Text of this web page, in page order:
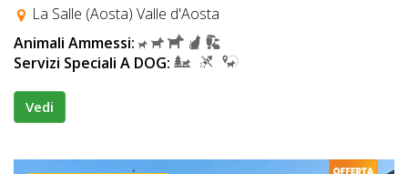
La Salle (Aosta) Valle d'Aosta
Animali Ammessi:
Servizi Speciali A DOG:
Vedi